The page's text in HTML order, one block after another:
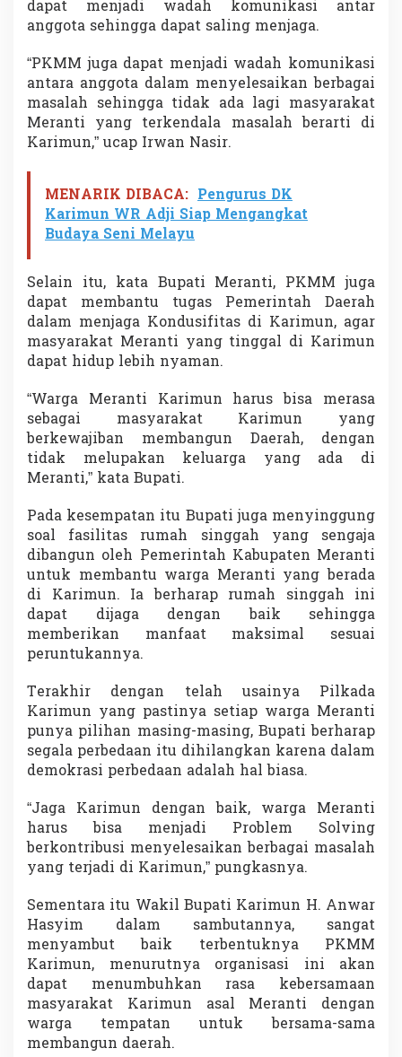
dapat menjadi wadah komunikasi antar
anggota sehingga dapat saling menjaga.
“PKMM juga dapat menjadi wadah komunikasi
antara anggota dalam menyelesaikan berbagai
masalah sehingga tidak ada lagi masyarakat
Meranti yang terkendala masalah berarti di
Karimun,” ucap Irwan Nasir.
MENARIK DIBACA: Pengurus DK
Karimun WR Adji Siap Mengangkat
Budaya Seni Melayu
Selain itu, kata Bupati Meranti, PKMM juga
dapat membantu tugas Pemerintah Daerah
dalam menjaga Kondusifitas di Karimun, agar
masyarakat Meranti yang tinggal di Karimun
dapat hidup lebih nyaman.
“Warga Meranti Karimun harus bisa merasa
sebagai masyarakat Karimun yang
berkewajiban membangun Daerah, dengan
tidak melupakan keluarga yang ada di
Meranti,” kata Bupati.
Pada kesempatan itu Bupati juga menyinggung
soal fasilitas rumah singgah yang sengaja
dibangun oleh Pemerintah Kabupaten Meranti
untuk membantu warga Meranti yang berada
di Karimun. Ia berharap rumah singgah ini
dapat dijaga dengan baik sehingga
memberikan manfaat maksimal sesuai
peruntukannya.
Terakhir dengan telah usainya Pilkada
Karimun yang pastinya setiap warga Meranti
punya pilihan masing-masing, Bupati berharap
segala perbedaan itu dihilangkan karena dalam
demokrasi perbedaan adalah hal biasa.
“Jaga Karimun dengan baik, warga Meranti
harus bisa menjadi Problem Solving
berkontribusi menyelesaikan berbagai masalah
yang terjadi di Karimun,” pungkasnya.
Sementara itu Wakil Bupati Karimun H. Anwar
Hasyim dalam sambutannya, sangat
menyambut baik terbentuknya PKMM
Karimun, menurutnya organisasi ini akan
dapat menumbuhkan rasa kebersamaan
masyarakat Karimun asal Meranti dengan
warga tempatan untuk bersama-sama
membangun daerah.